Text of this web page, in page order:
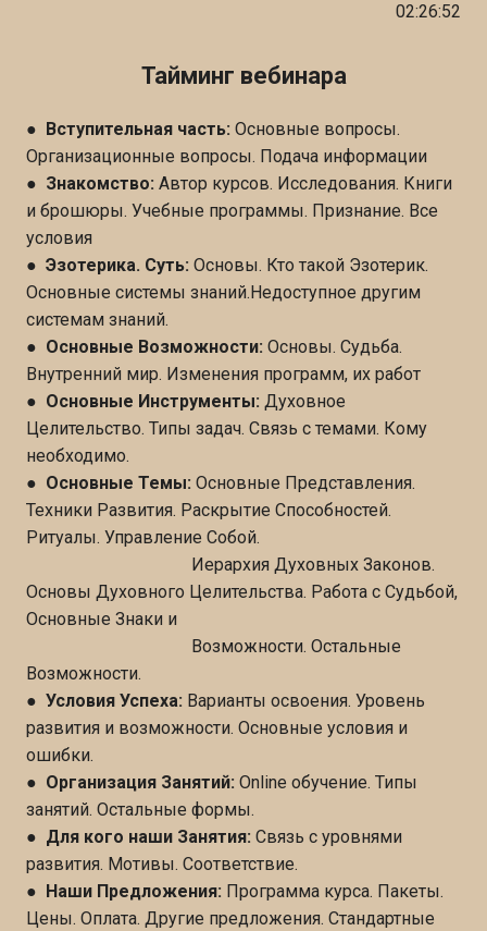
02:26:52
Тайминг вебинара
● Вступительная часть: Основные вопросы.
Организационные вопросы. Подача информации
● Знакомство: Автор курсов. Исследования. Книги
и брошюры. Учебные программы. Признание. Все
условия
● Эзотерика. Суть: Основы. Кто такой Эзотерик.
Основные системы знаний.Недоступное другим
системам знаний.
● Основные Возможности: Основы. Судьба.
Внутренний мир. Изменения программ, их работ
● Основные Инструменты: Духовное
Целительство. Типы задач. Связь с темами. Кому
необходимо.
● Основные Темы: Основные Представления.
Техники Развития. Раскрытие Способностей.
Ритуалы. Управление Собой.
Иерархия Духовных Законов.
Основы Духовного Целительства. Работа с Судьбой,
Основные Знаки и
Возможности. Остальные
Возможности.
● Условия Успеха: Варианты освоения. Уровень
развития и возможности. Основные условия и
ошибки.
● Организация Занятий: Online обучение. Типы
занятий. Остальные формы.
● Для кого наши Занятия: Связь с уровнями
развития. Мотивы. Соответствие.
●
Наши Предложения: Программа курса. Пакеты.
Цены. Оплата. Другие предложения. Стандартные